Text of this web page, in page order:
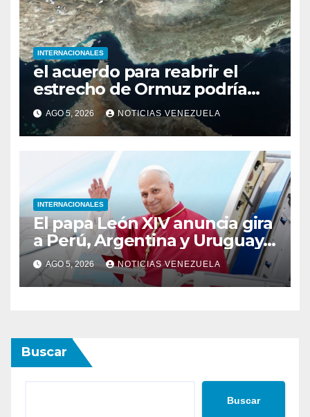
INTERNACIONALES
el acuerdo para reabrir el
estrecho de Ormuz podría
concretarse esta semana
AGO 5, 2026 NOTICIAS VENEZUELA
INTERNACIONALES
El papa León XIV anuncia gira
a Perú, Argentina y Uruguay
en noviembre
AGO 5, 2026 NOTICIAS VENEZUELA
Buscar
Buscar